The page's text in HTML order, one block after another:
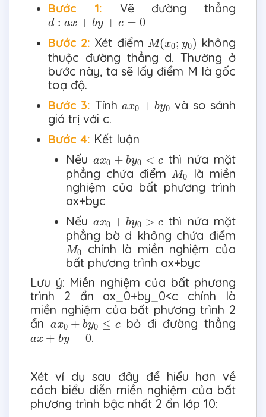
Bước 1: Vẽ đường thẳng
d : ax + by + c = 0
da x+ y +c 0
Bước 2: Xét điểm M(x0; y0)
M(x0 ;y0 ) không
thuộc đường thẳng d. Thường ở
bước này, ta sẽ lấy điểm M là gốc
toạ độ.
Bước 3: Tínhax0 + by0
+ by
và so sánh
giá trị với c.
Bước 4: Kết luận
Nếuax0 + by0 < c
ax + by0 c
thì nửa mặt
phẳng chứa điểmM0
M0
là miền
nghiệm của bất phương trình
ax+byc
Nếuax0 + by0 > c
ax + by0 >c
thì nửa mặt
phẳng bờ d không chứa điểm
M0
M0 chính là miền nghiệm của
bất phương trình ax+byc
Lưu ý: Miền nghiệm của bất phương
trình 2 ẩn ax_0+by_0<c chính là
miền nghiệm của bất phương trình 2
ẩn
ax0 + by0 ≤ c
ax 0+by0 ≤ c bỏ đi đường thẳng
ax + by = 0
ax by= 0 .
Xét ví dụ sau đây để hiểu hơn về
cách biểu diễn miền nghiệm của bất
phương trình bậc nhất 2 ẩn lớp 10: